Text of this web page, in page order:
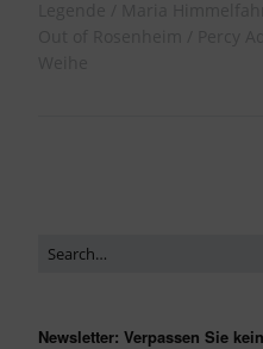
Newsletter: Verpassen Sie